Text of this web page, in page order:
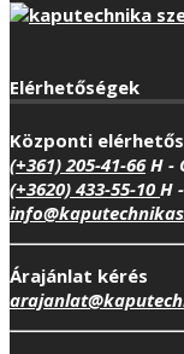
Elérhetőségek
Központi
(+361) 205-41-66 H -
(+3620) 433-55-10 H
Árajánlat kérés